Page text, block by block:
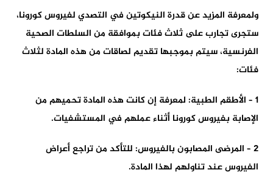
ولمعرفة المزيد عن قدرة النيكوتين في التصدي لفيروس كورونا،
ستجرى تجارب على ثلاث فئات بموافقة من السلطات الصحية
الفرنسية، سيتم بموجبها تقديم لصاقات من هذه المادة لثلاث
فئات:
1 – الأطقم الطبية: لمعرفة إن كانت هذه المادة تحميهم من
الإصابة بفيروس كورونا أثناء عملهم في المستشفيات.
2 – المرضى المصابون بالفيروس: للتأكد من تراجع أعراض
الفيروس عند تناولهم لهذا المادة.